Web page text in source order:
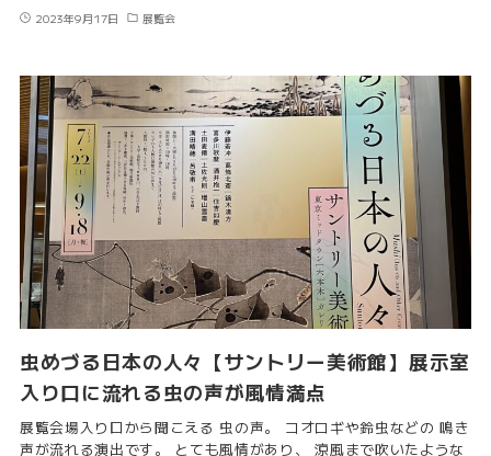
2023年9月17日 展覧会
虫めづる日本の人々【サントリー美術館】展示室
入り口に流れる虫の声が風情満点
展覧会場入り口から聞こえる 虫の声。 コオロギや鈴虫などの 鳴き
声が流れる演出です。 とても風情があり、 涼風まで吹いたような